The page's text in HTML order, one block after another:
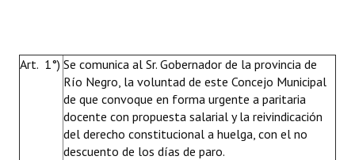
Art. 1°) Se comunica al Sr. Gobernador de la provincia de
Río Negro, la voluntad de este Concejo Municipal
de que convoque en forma urgente a paritaria
docente con propuesta salarial y la reivindicación
del derecho constitucional a huelga, con el no
descuento de los días de paro.